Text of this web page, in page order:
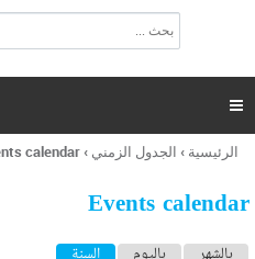
ت
ر
ل
ح
ب

أنت
هنا
الرئيسية › الجدول الزمني ›
calendar
Events calendar